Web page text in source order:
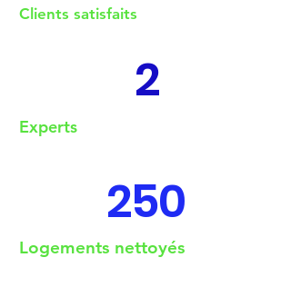
Clients satisfaits
2
Experts
250
Logements nettoyés